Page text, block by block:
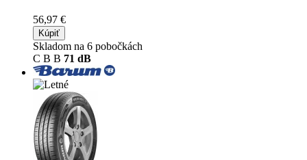
56,97 €
Kúpiť
Skladom na 6 pobočkách
C B B 71 dB